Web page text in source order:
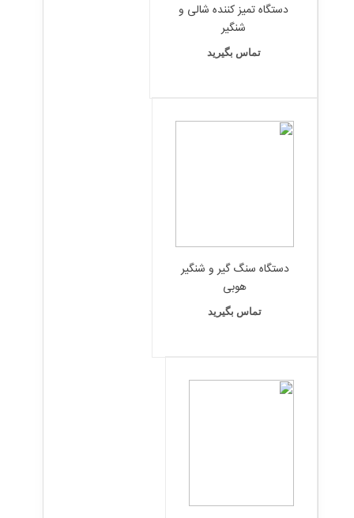
دستگاه تمیز کننده شالی و
شنگیر
تماس بگیرید
دستگاه سنگ گیر و شنگیر
هوبی
تماس بگیرید